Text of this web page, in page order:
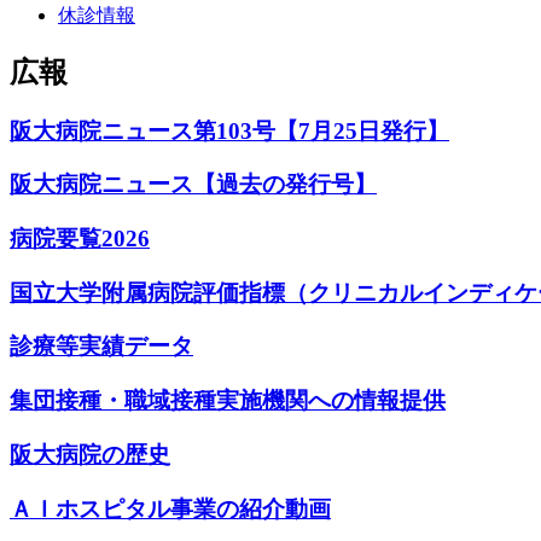
休診情報
広報
阪大病院ニュース第103号【7月25日発行】
阪大病院ニュース【過去の発行号】
病院要覧2026
国立大学附属病院評価指標（クリニカルインディ
診療等実績データ
集団接種・職域接種実施機関への情報提供
阪大病院の歴史
ＡＩホスピタル事業の紹介動画